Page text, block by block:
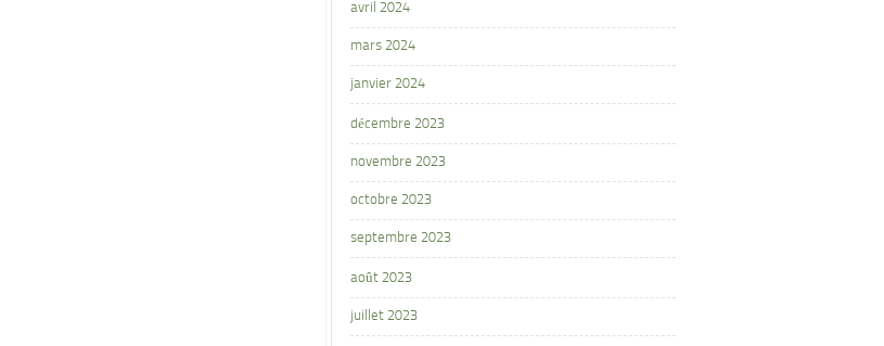
avril 2024
mars 2024
janvier 2024
décembre 2023
novembre 2023
octobre 2023
septembre 2023
août 2023
juillet 2023